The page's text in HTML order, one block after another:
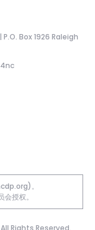
Box 1926 Raleigh
。
授权。
Rights Reserved.